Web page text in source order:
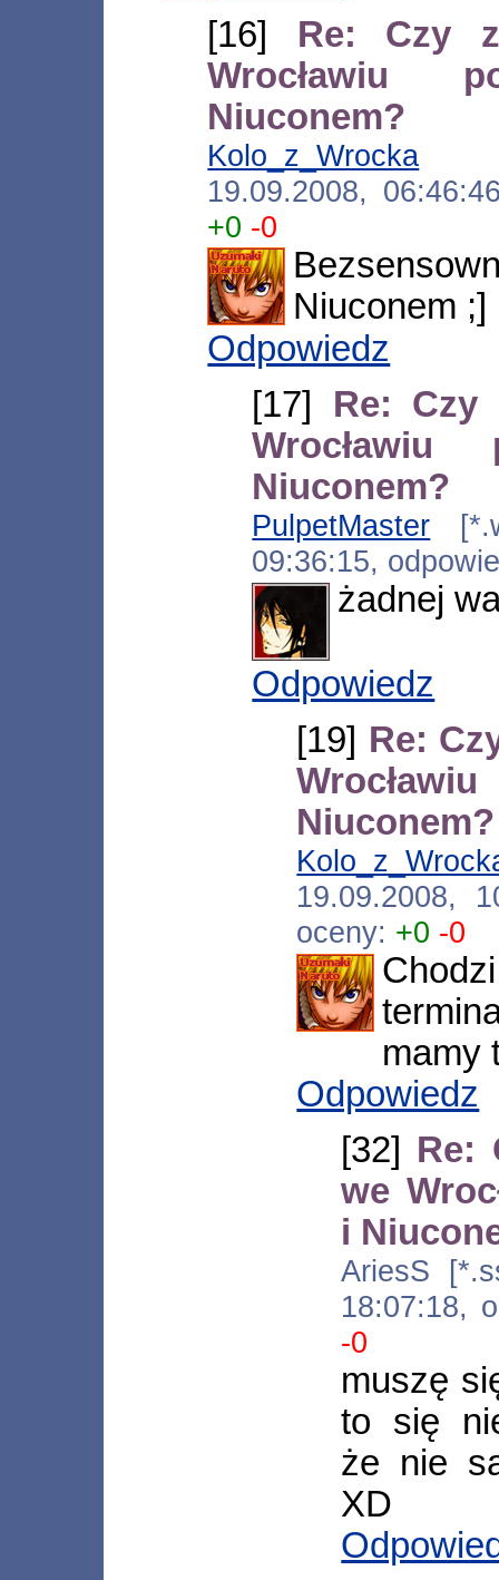
[16] Re: Czy
Wrocławiu
Niuconem?
Kolo_z_Wrocka
19.09.2008,
+0 -0
Niuconem ;]
Odpowiedz
[17] Re: Czy
Niuconem?
PulpetMaster
09:36:15,
żadnej
Odpowiedz
[19] Re:
Niuconem?
19.09.2008,
oceny: +0 -0
mamy
Odpowiedz
[32] Re:
we
i
AriesS
18:07:18,
-0
muszę
to się
że nie
XD